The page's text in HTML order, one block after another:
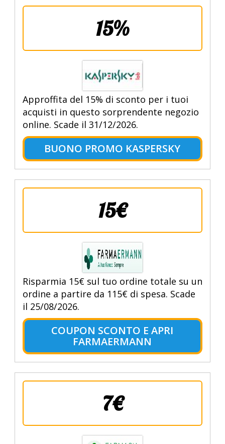
15%
Approffita del 15% di sconto per i tuoi
acquisti in questo sorprendente negozio
online. Scade il 31/12/2026.
BUONO PROMO KASPERSKY
15€
Risparmia 15€ sul tuo ordine totale su un
ordine a partire da 115€ di spesa. Scade
il 25/08/2026.
COUPON SCONTO E APRI
FARMAERMANN
7€